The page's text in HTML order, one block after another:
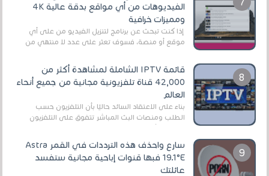
الفيديوهات من أي مواقع بدقة عالية 4K
ومميزات خرافية
إذا كنت تبحث عن برنامج لتنزيل الفيديو من على أي
موقع أو منصة، فسوف تعثر على عدد لا منتهي من
قائمة IPTV الشاملة لمشاهدة أكثر من
42,000 قناة تلفزيونية مجانية من جميع أنحاء
العالم
بناءً على الاعتقاد السائد حاليًا بأن التلفزيون حسب
الطلب ومنصات البث المباشر تتفوق على التلفزيون
الرقمي الأرضي التقليدي، يُعدّ IPTV-org خيار...
سارع واحذف هذه الترددات في القمر Astra
19.1°E فبها قنوات إباحية مجانية ستفسد
عائلتك